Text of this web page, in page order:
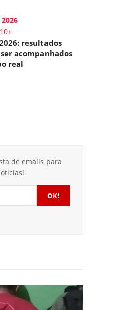
2026
resultados
acompanhados
real
de emails para